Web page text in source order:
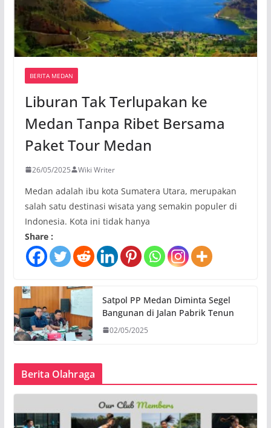
BERITA MEDAN
Liburan Tak Terlupakan ke
Medan Tanpa Ribet Bersama
Paket Tour Medan
26/05/2025 Wiki Writer
Medan adalah ibu kota Sumatera Utara, merupakan
salah satu destinasi wisata yang semakin populer di
Indonesia. Kota ini tidak hanya
Share :
Satpol PP Medan Diminta Segel
Bangunan di Jalan Pabrik Tenun
02/05/2025
Berita Olahraga